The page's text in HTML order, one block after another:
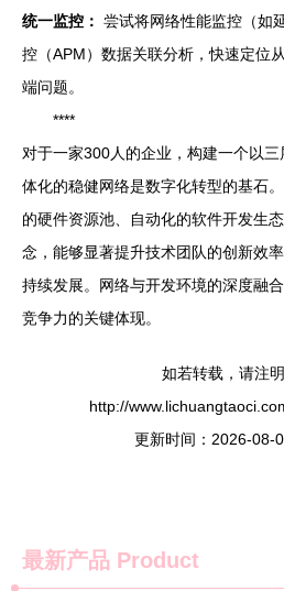
统一监控： 尝试将网络性能监控（如
控（APM）数据关联分析，快速定位
端问题。
****
对于一家300人的企业，构建一个以
体化的稳健网络是数字化转型的基石
的硬件资源池、自动化的软件开发生
念，能够显著提升技术团队的创新效
持续发展。网络与开发环境的深度融
竞争力的关键体现。
如若转载，请注明
http://
更新时间：2026-08-
最新产品 Product